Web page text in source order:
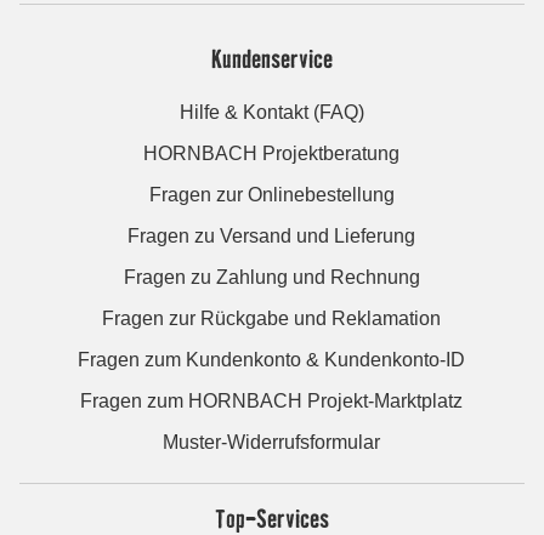
Kundenservice
Hilfe & Kontakt (FAQ)
HORNBACH Projektberatung
Fragen zur Onlinebestellung
Fragen zu Versand und Lieferung
Fragen zu Zahlung und Rechnung
Fragen zur Rückgabe und Reklamation
Fragen zum Kundenkonto & Kundenkonto-ID
Fragen zum HORNBACH Projekt-Marktplatz
Muster-Widerrufsformular
Top-Services